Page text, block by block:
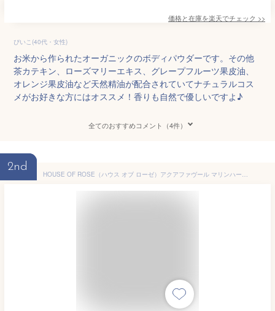
価格と在庫を楽天でチェック >>
ぴいこ(40代・女性)
お米から作られたオーガニックのボディパウダーです。その他
茶カテキン、ローズマリーエキス、グレープフルーツ果皮油、
オレンジ果皮油など天然精油が配合されていてナチュラルコス
メがお好きな方にはオススメ！香りも自然で優しいですよ♪
全てのおすすめコメント（4件）
2nd
HOUSE OF ROSE（ハウス オブ ローゼ）アクアファヴール マリンハーブスパ ボディパウダー 47g 皮脂や汗を吸着し、さらさらの使用感です。 澄んだ水をイメージした透明感のあるアクアティックノートの香り。 【挨拶・内祝】【父の日・母の日】【HLS_DU】38322